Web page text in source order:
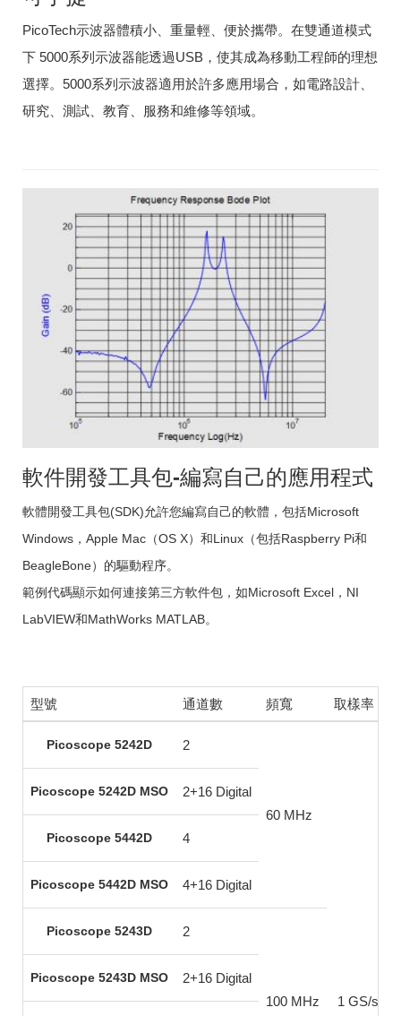
PicoTech示波器體積小、重量輕、便於攜帶。在雙通道模式
下 5000系列示波器能透過USB，使其成為移動工程師的理想
選擇。5000系列示波器適用於許多應用場合，如電路設計、
研究、測試、教育、服務和維修等領域。
軟件開發工具包-編寫自己的應用程式
軟體開發工具包(SDK)允許您編寫自己的軟體，包括Microsoft
Windows，Apple Mac（OS X）和Linux（包括Raspberry Pi和
BeagleBone）的驅動程序。
範例代碼顯示如何連接第三方軟件包，如Microsoft Excel，NI
LabVIEW和MathWorks MATLAB。
型號 通道數 頻寬 取樣率
Picoscope 5242D 2
60 MHz
1 GS/s
Picoscope 5242D MSO 2+16 Digital
Picoscope 5442D 4
Picoscope 5442D MSO 4+16 Digital
Picoscope 5243D 2
100 MHz
Picoscope 5243D MSO 2+16 Digital